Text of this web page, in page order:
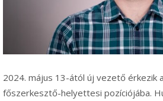
2024. május 13-ától új vezető érkezik
főszerkesztő-helyettesi pozíciójába.